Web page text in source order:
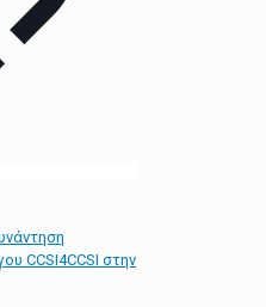
CCSI4CCSI στην